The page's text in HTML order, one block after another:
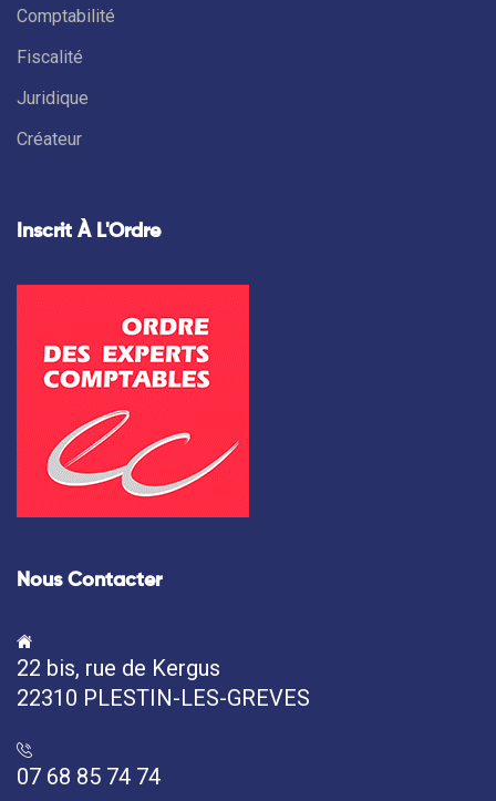
Comptabilité
Fiscalité
Juridique
Créateur
Inscrit À L'Ordre
Nous Contacter
22 bis, rue de Kergus
22310 PLESTIN-LES-GREVES
07 68 85 74 74